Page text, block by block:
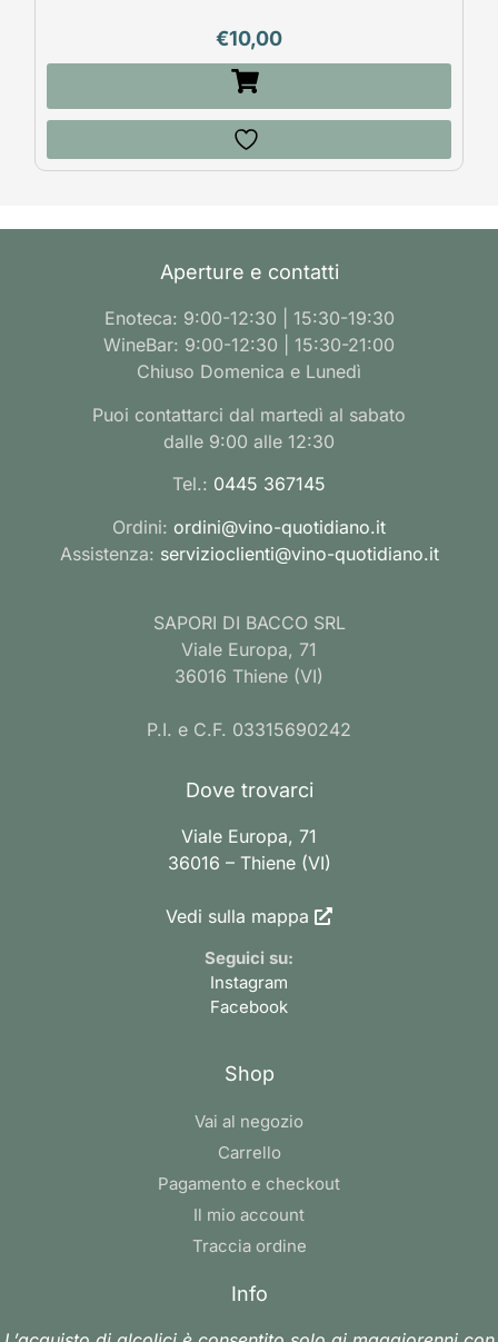
€10,00
Aperture e contatti
Enoteca: 9:00-12:30 | 15:30-19:30
WineBar: 9:00-12:30 | 15:30-21:00
Chiuso Domenica e Lunedì
Puoi contattarci dal martedì al sabato
dalle 9:00 alle 12:30
Tel.: 0445 367145
Ordini: ordini@vino-quotidiano.it
Assistenza: servizioclienti@vino-quotidiano.it
SAPORI DI BACCO SRL
Viale Europa, 71
36016 Thiene (VI)
P.I. e C.F. 03315690242
Dove trovarci
Viale Europa, 71
36016 – Thiene (VI)
Vedi sulla mappa
Seguici su:
Instagram
Facebook
Shop
Vai al negozio
Carrello
Pagamento e checkout
Il mio account
Traccia ordine
Info